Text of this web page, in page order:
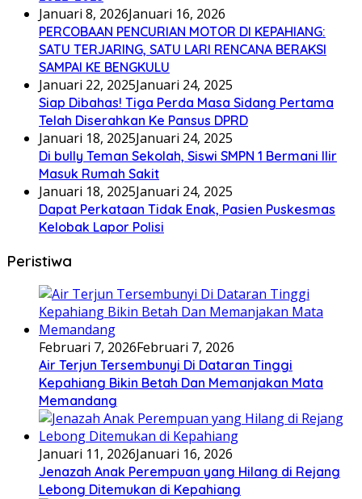
Januari 8, 2026Januari 16, 2026
PERCOBAAN PENCURIAN MOTOR DI KEPAHIANG:
SATU TERJARING, SATU LARI RENCANA BERAKSI
SAMPAI KE BENGKULU
Januari 22, 2025Januari 24, 2025
Siap Dibahas! Tiga Perda Masa Sidang Pertama
Telah Diserahkan Ke Pansus DPRD
Januari 18, 2025Januari 24, 2025
Di bully Teman Sekolah, Siswi SMPN 1 Bermani Ilir
Masuk Rumah Sakit
Januari 18, 2025Januari 24, 2025
Dapat Perkataan Tidak Enak, Pasien Puskesmas
Kelobak Lapor Polisi
Peristiwa
Februari 7, 2026Februari 7, 2026
Air Terjun Tersembunyi Di Dataran Tinggi
Kepahiang Bikin Betah Dan Memanjakan Mata
Memandang
Januari 11, 2026Januari 16, 2026
Jenazah Anak Perempuan yang Hilang di Rejang
Lebong Ditemukan di Kepahiang